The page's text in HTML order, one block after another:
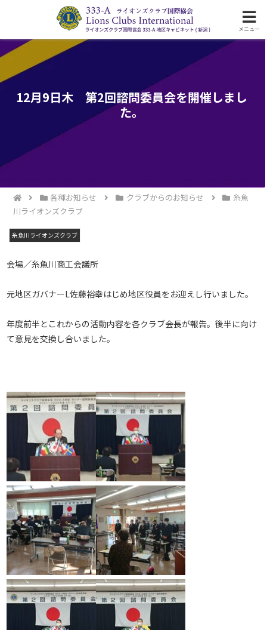
ライオンズクラブ国際協会333-A地区の活動
12月9日木 第2回諮問委員会を開催しまし
た。
各種お知らせ クラブからのお知らせ
糸魚
川ライオンズクラブ
糸魚川ライオンズクラブ
会場／糸魚川商工会議所
元地区ガバナーL佐藤裕幸はじめ地区役員をお迎えし行いました。
年度前半とこれからの活動内容を各クラブ会長が報告。後半に向け
て意見を交換し合いました。
メニュー